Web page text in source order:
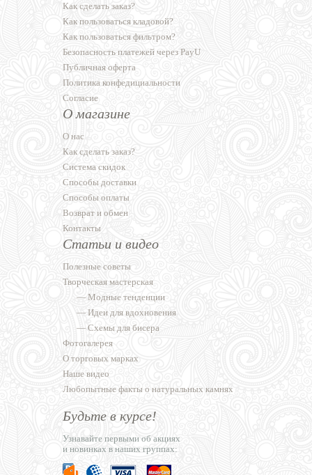
Как сделать заказ?
Как пользоваться кладовой?
Как пользоваться фильтром?
Безопасность платежей через PayU
Публичная оферта
Политика конфедициальности
Согласие
О магазине
О нас
Как сделать заказ?
Система скидок
Способы доставки
Способы оплаты
Возврат и обмен
Контакты
Статьи и видео
Полезные советы
Творческая мастерская
— Модные тенденции
— Идеи для вдохновения
— Схемы для бисера
Фотогалерея
О торговых марках
Наше видео
Любопытные факты о натуральных камнях
Будьте в курсе!
Узнавайте первыми об акциях
и новинках в наших группах: